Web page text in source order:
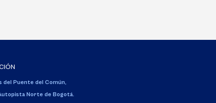
del Puente del Común,
Norte de Bogotá.